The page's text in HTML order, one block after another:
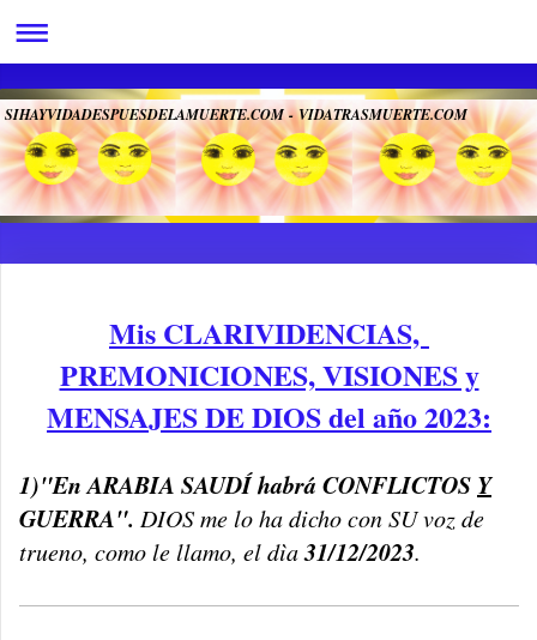
SIHAYVIDADESPUESDELAMUERTE.COM - VIDATRASMUERTE.COM
"VIDA, LUZ Y FELICIDAD-
Mis CLARIVIDENCIAS,
PREMONICIONES, VISIONES y
MENSAJES DE DIOS del año 2023:
1)"En ARABIA SAUDÍ habrá CONFLICTOS Y
GUERRA". DIOS me lo ha dicho con SU voz de
trueno, como le llamo, el dìa31/12/2023.